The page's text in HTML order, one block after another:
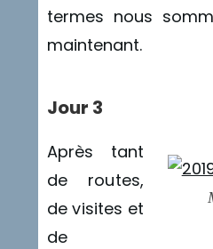
termes nous
maintenant.
Jour 3
Après tant
de routes,
de visites et
de